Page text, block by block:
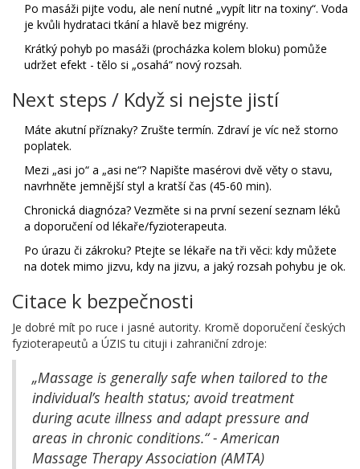
Po masáži pijte vodu, ale není nutné „vypít litr na toxiny“. Voda
je kvůli hydrataci tkání a hlavě bez migrény.
Krátký pohyb po masáži (procházka kolem bloku) pomůže
udržet efekt - tělo si „osahá“ nový rozsah.
Next steps / Když si nejste jistí
Máte akutní příznaky? Zrušte termín. Zdraví je víc než storno
poplatek.
Mezi „asi jo“ a „asi ne“? Napište masérovi dvě věty o stavu,
navrhněte jemnější styl a kratší čas (45-60 min).
Chronická diagnóza? Vezměte si na první sezení seznam léků
a doporučení od lékaře/fyzioterapeuta.
Po úrazu či zákroku? Ptejte se lékaře na tři věci: kdy můžete
na dotek mimo jizvu, kdy na jizvu, a jaký rozsah pohybu je ok.
Citace k bezpečnosti
Je dobré mít po ruce i jasné autority. Kromě doporučení českých
fyzioterapeutů a ÚZIS tu cituji i zahraniční zdroje:
„Massage is generally safe when tailored to the
individual’s health status; avoid treatment
during acute illness and adapt pressure and
areas in chronic conditions.“ - American
Massage Therapy Association (AMTA)